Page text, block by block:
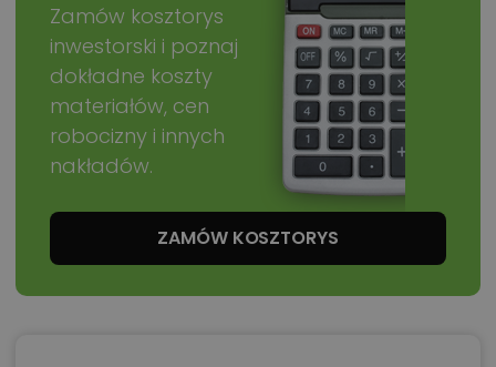
Zamów kosztorys
inwestorski i poznaj
dokładne koszty
materiałów, cen
robocizny i innych
nakładów.
ZAMÓW KOSZTORYS